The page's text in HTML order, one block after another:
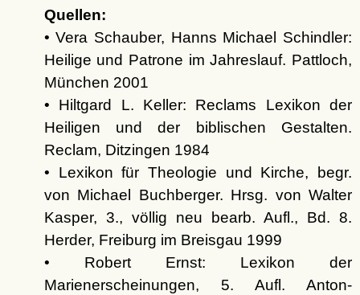
Quellen:
• Vera Schauber, Hanns Michael Schindler:
Heilige und Patrone im Jahreslauf. Pattloch,
München 2001
• Hiltgard L. Keller: Reclams Lexikon der
Heiligen und der biblischen Gestalten.
Reclam, Ditzingen 1984
• Lexikon für Theologie und Kirche, begr.
von Michael Buchberger. Hrsg. von Walter
Kasper, 3., völlig neu bearb. Aufl., Bd. 8.
Herder, Freiburg im Breisgau 1999
• Robert Ernst: Lexikon der
Marienerscheinungen, 5. Aufl. Anton-